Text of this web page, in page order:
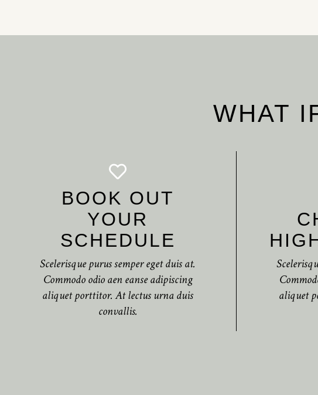
WHAT
BOOK OUT
YOUR
SCHEDULE
Scelerisque purus semper eget duis at.
Commodo odio aen eanse adipiscing
aliquet porttitor. At lectus urna duis
convallis.
aliquet